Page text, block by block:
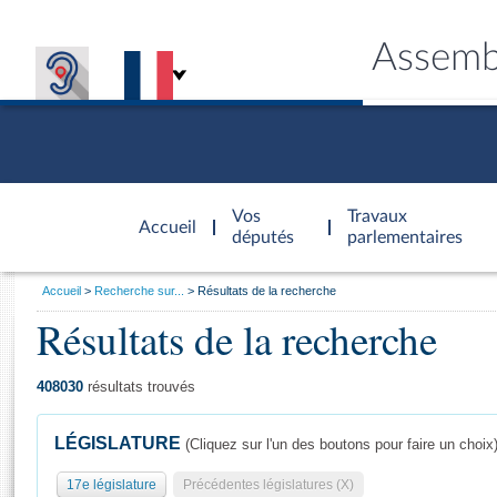
Accueil
d'accueil
Vos
députés
Travaux
parlementaires
Général
Vous
Accueil Recherche sur... Résultats de la recherche
Résultats de la recherche
408030 résultats trouvés
LÉGISLATURE (Cliquez sur l'un des boutons pour faire un choix)
17e législature Précédentes législatures (X)